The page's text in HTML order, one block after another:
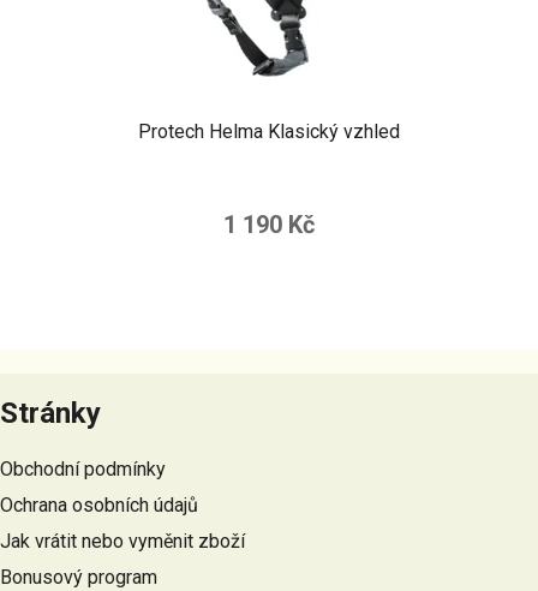
Protech Helma Klasický vzhled
1 190 Kč
á
p
a
í
Stránky
Obchodní podmínky
Ochrana osobních údajů
Jak vrátit nebo vyměnit zboží
Bonusový program